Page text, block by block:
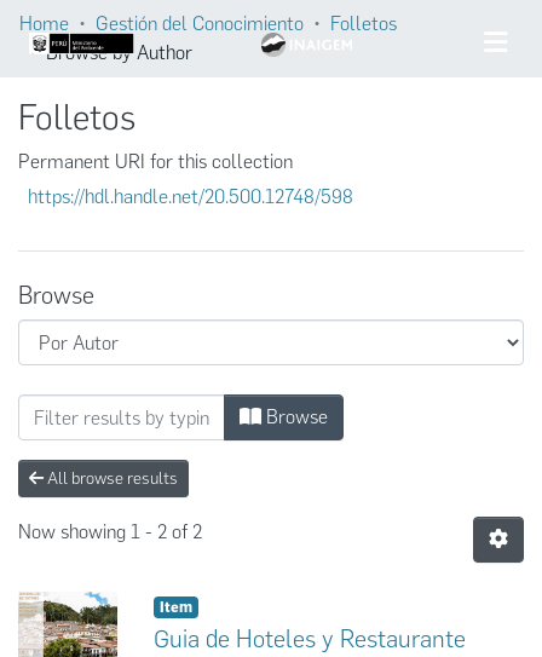
Home Gestión del Conocimiento
Folletos
Browse by Author
Folletos
Permanent URI for this collection
https://hdl.handle.net/20.500.12748/598
Browse
Browsing Folletos by Author "Instituto
Browse
All browse results
Now showing 1 - 2 of 2
Item
Guia de Hoteles y Restaurante